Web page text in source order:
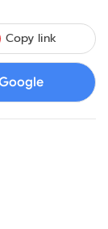
Copy link